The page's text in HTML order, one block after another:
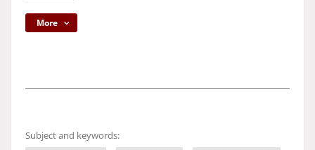
More
Subject and keywords: